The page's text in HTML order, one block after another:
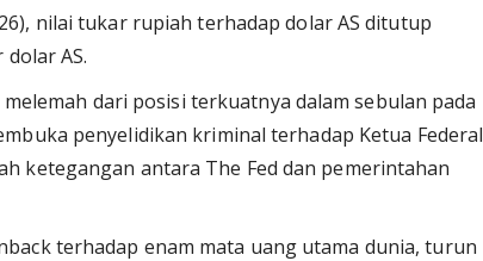
nilai tukar rupiah terhadap dolar AS ditutup
AS.
dari posisi terkuatnya dalam sebulan pada
penyelidikan kriminal terhadap Ketua Federal
ketegangan antara The Fed dan pemerintahan
terhadap enam mata uang utama dunia, turun